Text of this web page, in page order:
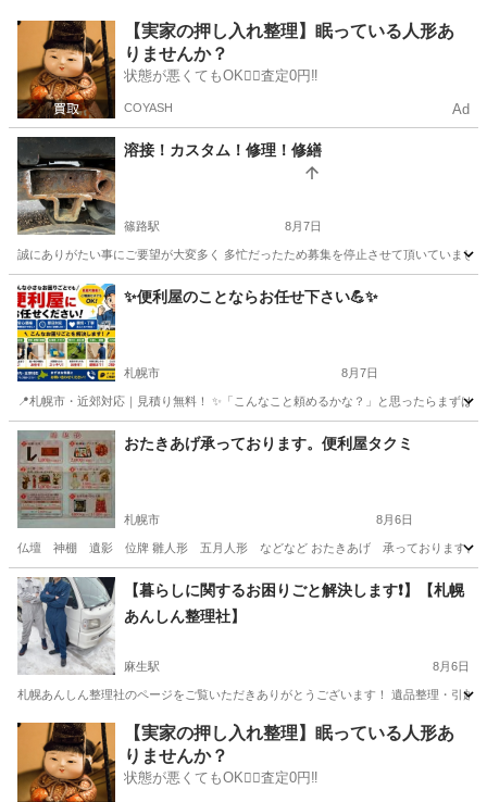
北海道 札幌市 南郷７丁目駅 便利屋 網戸
【実家の押し入れ整理】眠っている人形あ
りませんか？
状態が悪くてもOK🙆‍♀️査定0円‼️
COYASH Ad
溶接！カスタム！修理！修繕
篠路駅 8月7日
誠にありがたい事にご要望が大変多く 多忙だったため募集を停止させて頂いていまし
北海道 札幌市 篠路駅 便利屋
✨️便利屋のことならお任せ下さい💪✨️
札幌市 8月7日
📍札幌市・近郊対応｜見積り無料！ ✨「こんなこと頼めるかな？」と思ったら
北海道 札幌市 便利屋
おたきあげ承っております。便利屋タクミ
札幌市 8月6日
仏壇 神棚 遺影 位牌 雛人形 五月人形 などなど おたきあげ 承っております。 受
北海道 札幌市 便利屋 雛人形
【暮らしに関するお困りごと解決します❗️】【札幌
あんしん整理社】
麻生駅 8月6日
札幌あんしん整理社のページをご覧いただきありがとうございます！ 遺品整理・引
北海道 札幌市 麻生駅 便利屋 無料
【実家の押し入れ整理】眠っている人形あ
りませんか？
状態が悪くてもOK🙆‍♀️査定0円‼️